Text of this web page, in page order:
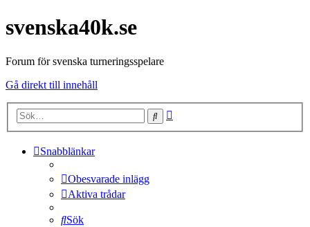
svenska40k.se
Forum för svenska turneringsspelare
Gå direkt till innehåll
Sök
Snabblänkar
Obesvarade inlägg
Aktiva trådar
Sök